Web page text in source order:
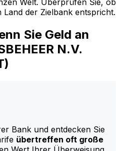
Welt. Überprüfen Sie, ob
Land der Zielbank entspricht.
Sie Geld an
N.V.
Bank und entdecken Sie
übertreffen oft große